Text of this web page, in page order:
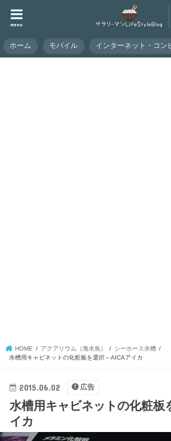
menu
ホーム モバイル インターネット・コン
HOME アクアリウム（海水魚）
シーホース水槽
水槽用キャビネットの化粧板を選択～AICAアイカ
2015.06.02 広告
水槽用キャビネットの化粧板
イカ